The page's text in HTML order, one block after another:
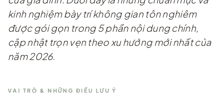
kinh nghiệm bày trí không gian tôn nghiêm
được gói gọn trong 5 phần nội dung chính,
cập nhật trọn vẹn theo xu hướng mới nhất của
năm 2026.
VAI TRÒ & NHỮNG ĐIỀU LƯU Ý